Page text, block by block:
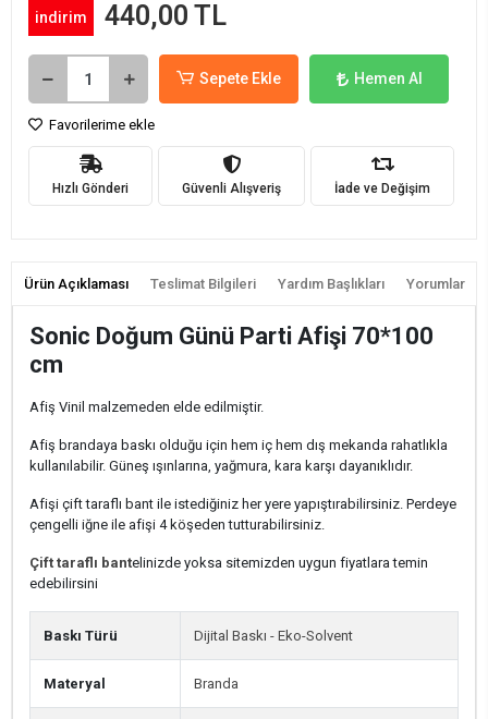
indirim 440,00 TL
Sepete Ekle Hemen Al
Favorilerime ekle
Hızlı Gönderi Güvenli Alışveriş İade ve Değişim
Ürün Açıklaması Teslimat Bilgileri Yardım Başlıkları Yorumlar
Sonic Doğum Günü Parti Afişi 70*100
cm
Afiş Vinil malzemeden elde edilmiştir.
Afiş brandaya baskı olduğu için hem iç hem dış mekanda rahatlıkla
kullanılabilir. Güneş ışınlarına, yağmura, kara karşı dayanıklıdır.
Afişi çift taraflı bant ile istediğiniz her yere yapıştırabilirsiniz. Perdeye
çengelli iğne ile afişi 4 köşeden tutturabilirsiniz.
Çift taraflı bantelinizde yoksa sitemizden uygun fiyatlara temin
edebilirsini
Baskı Türü Dijital Baskı - Eko-Solvent
Materyal Branda